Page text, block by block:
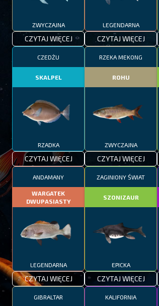
ZWYCZAJNA
CZYTAJ WIĘCEJ
LEGENDARNA
CZYTAJ WIĘCEJ
CZEDŻU
SKALPEL
RZADKA
CZYTAJ WIĘCEJ
RZEKA MEKONG
ROHU
ZWYCZAJNA
CZYTAJ WIĘCEJ
ANDAMANY
WARGATEK
DWUPASIASTY
LEGENDARNA
CZYTAJ WIĘCEJ
ZAGINIONY ŚWIAT
SZONIZAUR
EPICKA
CZYTAJ WIĘCEJ
GIBRALTAR KALIFORNIA